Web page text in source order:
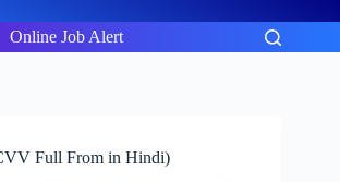
Online Job Alert
Full From in Hindi)